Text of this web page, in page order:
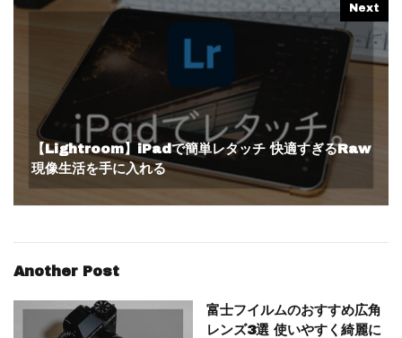
Next
【Lightroom】iPadで簡単レタッチ 快適すぎるRaw
現像生活を手に入れる
Another Post
富士フイルムのおすすめ広角
レンズ3選 使いやすく綺麗に